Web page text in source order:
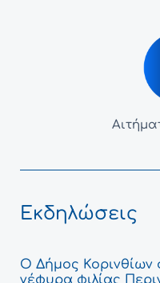
Εκδηλώσεις
Ο Δήμος Κορινθίων
γέφυρα φιλίας